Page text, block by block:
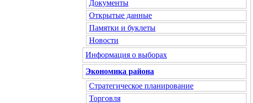
Документы
Открытые данные
Памятки и буклеты
Новости
Информация о выборах
Экономика района
Стратегическое планирование
Торговля